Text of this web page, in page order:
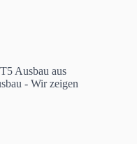
Ausbau aus
- Wir zeigen